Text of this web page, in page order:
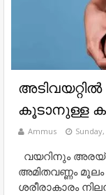
കൂടാനുള്ള
Ammus
വയറിനും
അമിതവണ്ണം
ശരീരാകാരം